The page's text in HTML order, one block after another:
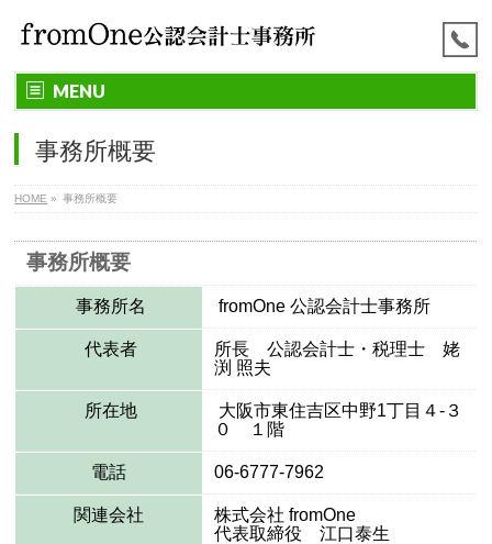
MENU
事務所概要
HOME » 事務所概要
事務所概要
事務所名 fromOne 公認会計士事務所
代表者
所長 公認会計士・税理士 姥
渕 照夫
所在地
大阪市東住吉区中野1丁目４-３
０ １階
電話 06-6777-7962
関連会社
株式会社 fromOne
代表取締役 江口泰生